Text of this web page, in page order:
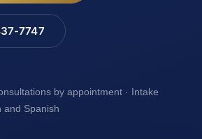
7747
by appointment · Intake
and Spanish